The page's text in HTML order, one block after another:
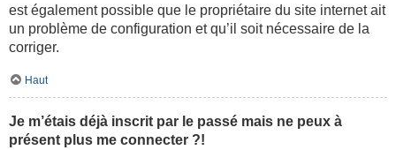
est également possible que le propriétaire du site internet ait
un problème de configuration et qu’il soit nécessaire de la
corriger.
Haut
Je m’étais déjà inscrit par le passé mais ne peux à
présent plus me connecter ?!